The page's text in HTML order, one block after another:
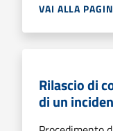
VAI ALLA
Rilascio di
di un